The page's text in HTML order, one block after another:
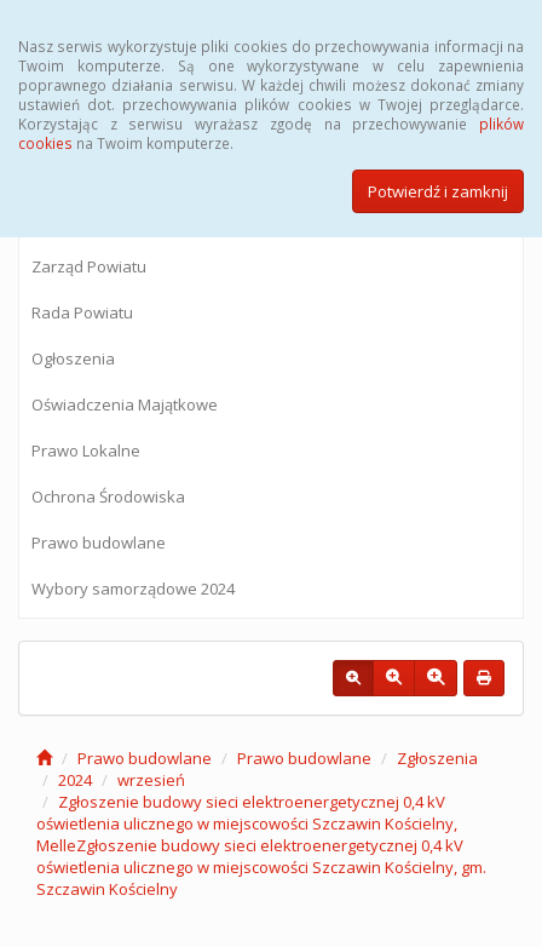
Nasz serwis wykorzystuje pliki cookies do przechowywania informacji na
Twoim komputerze. Są one wykorzystywane w celu zapewnienia
poprawnego działania serwisu. W każdej chwili możesz dokonać zmiany
ustawień dot. przechowywania plików cookies w Twojej przeglądarce.
Korzystając z serwisu wyrażasz zgodę na przechowywanie plików
cookies na Twoim komputerze.
Potwierdź i zamknij
BIULETYN INFORMACJI PUBLICZNEJ
Starostwa Powiatowego w Gostyninie
Zarząd Powiatu
Rada Powiatu
Ogłoszenia
Oświadczenia Majątkowe
Prawo Lokalne
Ochrona Środowiska
Prawo budowlane
Wybory samorządowe 2024
Prawo budowlane Prawo budowlane
Zgłoszenia
2024
wrzesień
Zgłoszenie budowy sieci elektroenergetycznej 0,4 kV
oświetlenia ulicznego w miejscowości Szczawin Kościelny,
MelleZgłoszenie budowy sieci elektroenergetycznej 0,4 kV
oświetlenia ulicznego w miejscowości Szczawin Kościelny, gm.
Szczawin Kościelny